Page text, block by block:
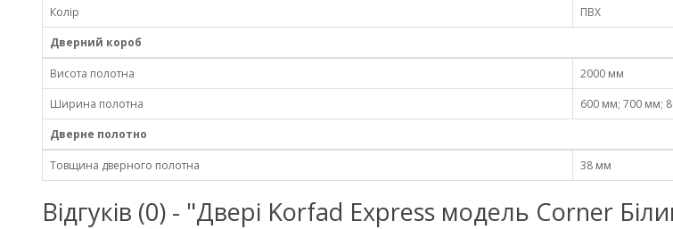
Колір
ПВХ
Дверний короб
Висота полотна
2000 мм
Ширина полотна
600 мм; 700 мм;
Дверне полотно
Товщина дверного полотна 38 мм
Відгуків (0) - "Двері Korfad Express модель Corner